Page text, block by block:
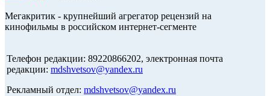
Мегакритик - крупнейший агрегатор рецензий на
кинофильмы в российском интернет-сегменте
Телефон редакции: 89220866202, электронная почта
редакции: mdshvetsov@yandex.ru
Рекламный отдел: mdshvetsov@yandex.ru